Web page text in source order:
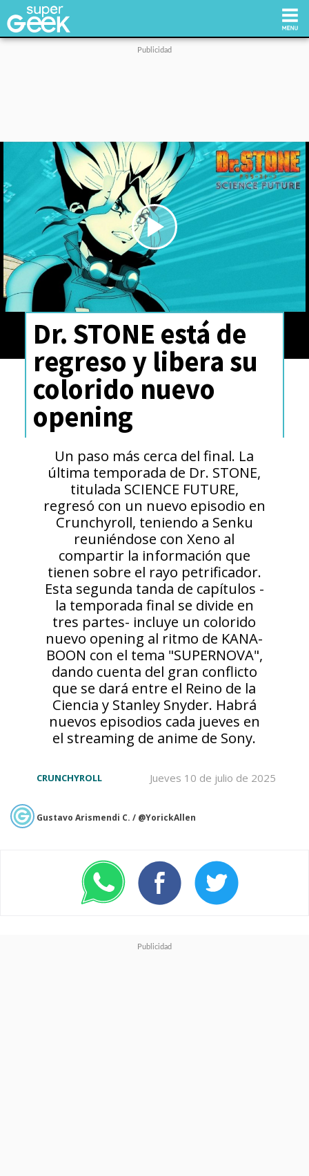
Tecnología
Videojuegos
Reviews
Cultura Pop
Streaming
Síguenos:
Play
Video
Dr. STONE está de
regreso y libera su
colorido nuevo
opening
Un paso más cerca del final. La
última temporada de Dr. STONE,
titulada SCIENCE FUTURE,
regresó con un nuevo episodio en
Crunchyroll, teniendo a Senku
reuniéndose con Xeno al
compartir la información que
tienen sobre el rayo petrificador.
Esta segunda tanda de capítulos -
la temporada final se divide en
tres partes- incluye un colorido
nuevo opening al ritmo de KANA-
BOON con el tema "SUPERNOVA",
dando cuenta del gran conflicto
que se dará entre el Reino de la
Ciencia y Stanley Snyder. Habrá
nuevos episodios cada jueves en
el streaming de anime de Sony.
Jueves 10 de julio de 2025
CRUNCHYROLL
Gustavo Arismendi C. / @YorickAllen